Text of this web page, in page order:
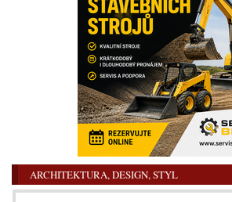
ARCHITEKTURA, DESIGN, STYL